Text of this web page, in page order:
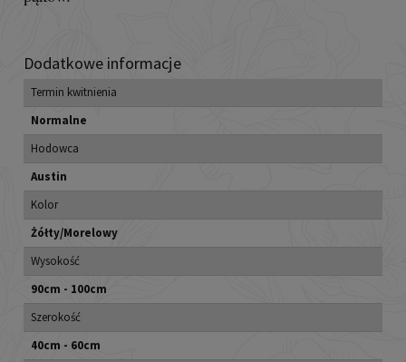
Dodatkowe informacje
Termin kwitnienia
Normalne
Hodowca
Austin
Kolor
Żółty/Morelowy
Wysokość
90cm - 100cm
Szerokość
40cm - 60cm